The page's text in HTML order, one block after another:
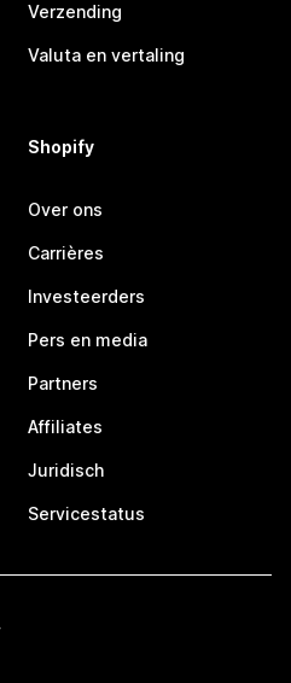
Verzending
Valuta en vertaling
Shopify
Over ons
Carrières
Investeerders
Pers en media
Partners
Affiliates
Juridisch
Servicestatus